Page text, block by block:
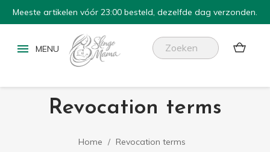
Meeste artikelen vóór 23:00 besteld, dezelfde dag verzonden.

Revocation terms
Home Revocation terms